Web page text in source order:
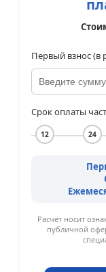
Первый взнос (в
Срок оплаты
12 24
Расчёт носит
публичной